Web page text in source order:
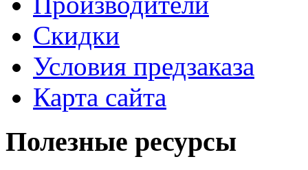
Скидки
Условия предзаказа
Карта сайта
Полезные ресурсы